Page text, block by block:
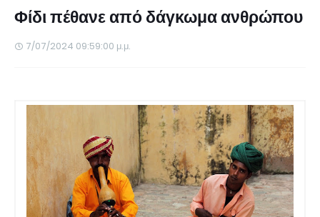
Φίδι πέθανε από δάγκωμα ανθρώπου
7/07/2024 09:59:00 μ.μ.